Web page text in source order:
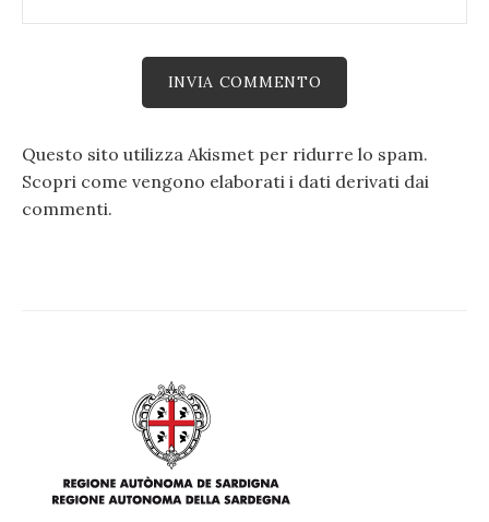
Questo sito utilizza Akismet per ridurre lo spam.
Scopri come vengono elaborati i dati derivati dai
commenti.